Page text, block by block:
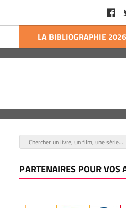
LA BIBLIOGRAPHIE
PARTENAIRES POUR VOS